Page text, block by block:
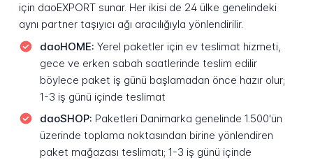
için daoEXPORT sunar. Her ikisi de 24 ülke genelindeki
aynı partner taşıyıcı ağı aracılığıyla yönlendirilir.
daoHOME: Yerel paketler için ev teslimat hizmeti,
gece ve erken sabah saatlerinde teslim edilir
böylece paket iş günü başlamadan önce hazır olur;
1-3 iş günü içinde teslimat
daoSHOP: Paketleri Danimarka genelinde 1.500'ün
üzerinde toplama noktasından birine yönlendiren
paket mağazası teslimatı; 1-3 iş günü içinde